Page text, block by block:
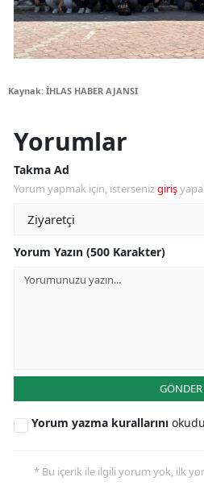
Kaynak: İHLAS HABER AJANSI
Yorumlar
Takma Ad
Yorum yapmak için, istersenizgiriş
Yorum Yazın (500 Karakter)
GÖNDER
Yorum yazma kurallarını
* Bu içerik ile ilgili yorum yok, ilk